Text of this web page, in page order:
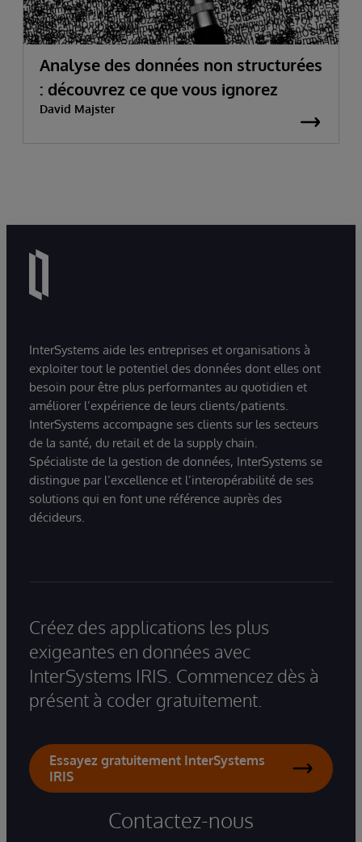
Analyse des données non structurées
: découvrez ce que vous ignorez
David Majster
InterSystems aide les entreprises et organisations à
exploiter tout le potentiel des données dont elles ont
besoin pour être plus performantes au quotidien et
améliorer l’expérience de leurs clients/patients.
InterSystems accompagne ses clients sur les secteurs
de la santé, du retail et de la supply chain.
Spécialiste de la gestion de données, InterSystems se
distingue par l’excellence et l’interopérabilité de ses
solutions qui en font une référence auprès des
décideurs.
Créez des applications les plus
exigeantes en données avec
InterSystems IRIS. Commencez dès à
présent à coder gratuitement.
Essayez gratuitement InterSystems
IRIS
Contactez-nous